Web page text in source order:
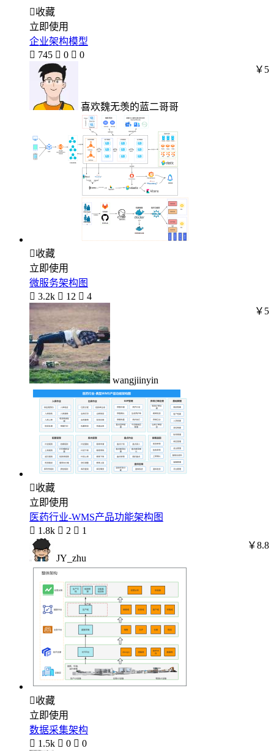
收藏
立即使用
企业架构模型
 745  0  0
喜欢魏无羡的蓝二哥哥
￥5
收藏
立即使用
微服务架构图
 3.2k  12  4
wangjiinyin
￥5
收藏
立即使用
医药行业-WMS产品功能架构图
 1.8k  2  1
JY_zhu
￥8.8
收藏
立即使用
数据采集架构
 1.5k  0  0